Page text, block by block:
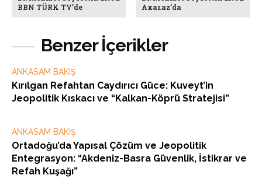
Benzer İçerikler
ANKASAM BAKIŞ
Kırılgan Refahtan Caydırıcı Güce: Kuveyt’in
Jeopolitik Kıskacı ve “Kalkan-Köprü Stratejisi”
ANKASAM BAKIŞ
Ortadoğu’da Yapısal Çözüm ve Jeopolitik
Entegrasyon: “Akdeniz-Basra Güvenlik, İstikrar ve
Refah Kuşağı”
BBN TÜRK TV’de
Axar.az’da